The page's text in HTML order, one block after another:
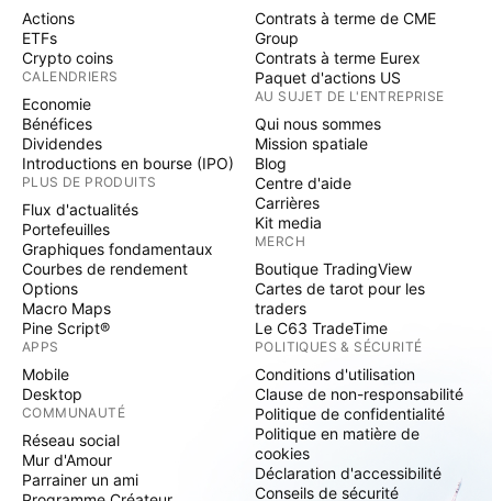
Actions
ETFs
Crypto coins
CALENDRIERS
Economie
Bénéfices
Dividendes
Introductions en bourse (IPO)
PLUS DE PRODUITS
Flux d'actualités
Portefeuilles
Graphiques fondamentaux
Courbes de rendement
Options
Macro Maps
Pine Script®
APPS
Mobile
Desktop
COMMUNAUTÉ
Réseau social
Mur d'Amour
Parrainer un ami
Contrats à terme de CME
Group
Contrats à terme Eurex
Paquet d'actions US
AU SUJET DE L'ENTREPRISE
Qui nous sommes
Mission spatiale
Blog
Centre d'aide
Carrières
Kit media
MERCH
Boutique TradingView
Cartes de tarot pour les
traders
Le C63 TradeTime
POLITIQUES & SÉCURITÉ
Conditions d'utilisation
Clause de non-responsabilité
Politique de confidentialité
Politique en matière de
cookies
Déclaration d'accessibilité
Conseils de sécurité